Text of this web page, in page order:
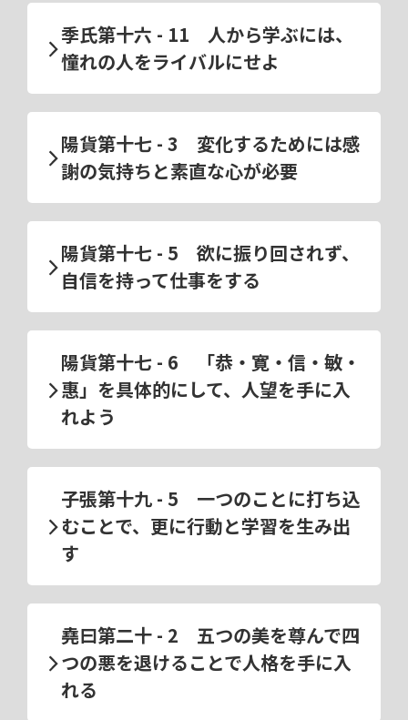
季氏第十六 - 11 人から学ぶには、
憧れの人をライバルにせよ
陽貨第十七 - 3 変化するためには感
謝の気持ちと素直な心が必要
陽貨第十七 - 5 欲に振り回されず、
自信を持って仕事をする
陽貨第十七 - 6 「恭・寛・信・敏・
惠」を具体的にして、人望を手に入
れよう
子張第十九 - 5 一つのことに打ち込
むことで、更に行動と学習を生み出
す
堯曰第二十 - 2 五つの美を尊んで四
つの悪を退けることで人格を手に入
れる